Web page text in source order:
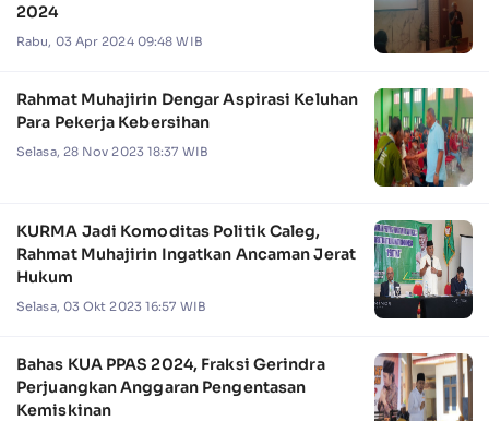
2024
Rabu, 03 Apr 2024 09:48 WIB
Rahmat Muhajirin Dengar Aspirasi Keluhan
Para Pekerja Kebersihan
Selasa, 28 Nov 2023 18:37 WIB
KURMA Jadi Komoditas Politik Caleg,
Rahmat Muhajirin Ingatkan Ancaman Jerat
Hukum
Selasa, 03 Okt 2023 16:57 WIB
Bahas KUA PPAS 2024, Fraksi Gerindra
Perjuangkan Anggaran Pengentasan
Kemiskinan